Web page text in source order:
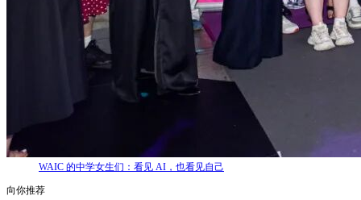
WAIC 的中学女生们：看见 AI，也看见自己
向你推荐